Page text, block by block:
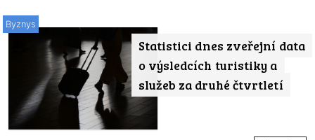
Statistici dnes zveřejní data
o výsledcích turistiky a
služeb za druhé čtvrtletí
Byznys